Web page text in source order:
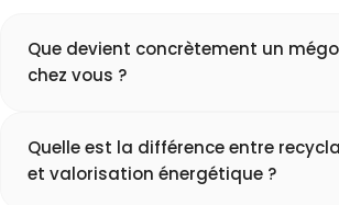
Que devient concrètement un
chez vous ?
Quelle est la différence entre
et valorisation énergétique ?